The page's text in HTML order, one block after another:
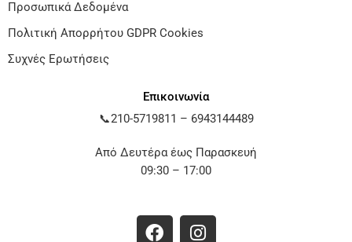
Προσωπικά Δεδομένα
Πολιτική Απορρήτου GDPR Cookies
Συχνές Ερωτήσεις
Επικοινωνία
📞210-5719811 – 6943144489
Από Δευτέρα έως Παρασκευή
09:30 – 17:00